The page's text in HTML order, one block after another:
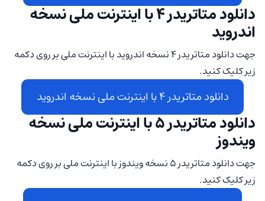
دانلود متاتریدر 4 با اینترنت ملی نسخه
اندروید
جهت دانلود متاتریدر 4 نسخه اندروید با اینترنت ملی بر روی دکمه
زیر کلیک کنید.
دانلود متاتریدر 4 با اینترنت ملی نسخه اندروید
دانلود متاتریدر 5 با اینترنت ملی نسخه
ویندوز
جهت دانلود متاتریدر 5 نسخه ویندوز با اینترنت ملی بر روی دکمه
زیر کلیک کنید.